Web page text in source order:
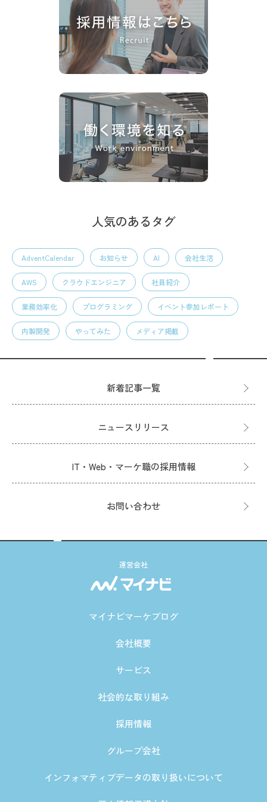
人気のあるタグ
AdventCalendar お知らせ AI 会社生活
AWS クラウドエンジニア 社員紹介
業務効率化 プログラミング イベント参加レポート
内製開発 やってみた メディア掲載
新着記事一覧
ニュースリリース
IT・Web・マーケ職の採用情報
お問い合わせ
運営会社
マイナビマーケブログ
会社概要
サービス
社会的な取り組み
採用情報
グループ会社
インフォマティブデータの取り扱いについて